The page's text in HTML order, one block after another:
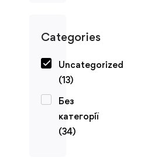
Categories
Uncategorized
(13)
Без
категорії
(34)